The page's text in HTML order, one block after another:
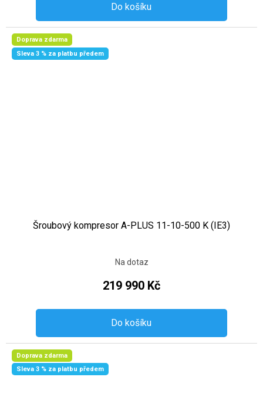
Do košíku
Doprava zdarma
Sleva 3 % za platbu předem
Šroubový kompresor A-PLUS 11-10-500 K (IE3)
Na dotaz
219 990 Kč
Do košíku
Doprava zdarma
Sleva 3 % za platbu předem